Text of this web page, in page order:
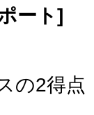
ート]
の2得点